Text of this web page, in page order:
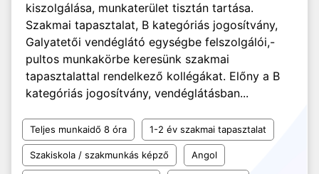
kiszolgálása, munkaterület tisztán tartása.
Szakmai tapasztalat, B kategóriás jogosítvány,
Galyatetői vendéglátó egységbe felszolgálói,-
pultos munkakörbe keresünk szakmai
tapasztalattal rendelkező kollégákat. Előny a B
kategóriás jogosítvány, vendéglátásban...
Teljes munkaidő 8 óra 1-2 év szakmai tapasztalat
Szakiskola / szakmunkás képző Angol